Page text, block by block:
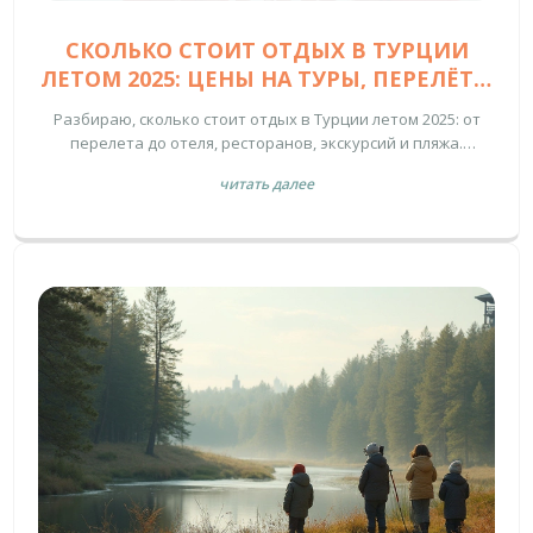
СКОЛЬКО СТОИТ ОТДЫХ В ТУРЦИИ
ЛЕТОМ 2025: ЦЕНЫ НА ТУРЫ, ПЕРЕЛЁТЫ
И РАЗВЛЕЧЕНИЯ
Разбираю, сколько стоит отдых в Турции летом 2025: от
перелета до отеля, ресторанов, экскурсий и пляжа.
читать далее